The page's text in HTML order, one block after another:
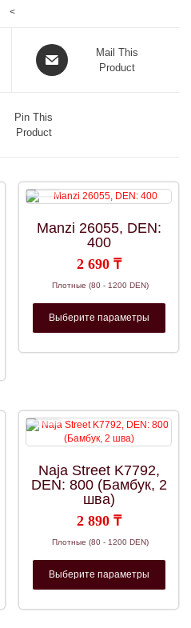
<
Mail This
Product
Pin This
Product
Manzi 26055, DEN:
400
2 690 ₸
Плотные (80 - 1200 DEN)
Выберите параметры
Этот
на
Naja Street K7792,
DEN: 800 (Бамбук, 2
шва)
2 890 ₸
Плотные (80 - 1200 DEN)
Выберите параметры
Этот